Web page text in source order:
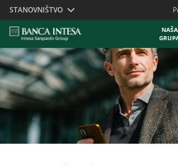
Skiplinks
STANOVNIŠTVO
NAŠA